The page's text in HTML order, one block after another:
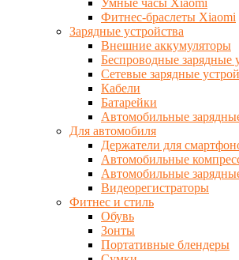
Умные часы Xiaomi
Фитнес-браслеты Xiaomi
Зарядные устройства
Внешние аккумуляторы
Беспроводные зарядные
Сетевые зарядные
Кабели
Батарейки
Автомобильные
Для автомобиля
Держатели для
Автомобильные
Автомобильные
Видеорегистраторы
Фитнес и стиль
Обувь
Зонты
Портативные блендеры